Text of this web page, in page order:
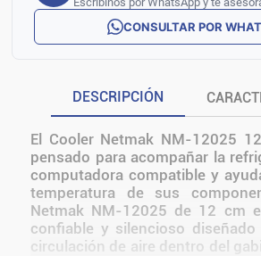
CONSULTAR POR
DESCRIPCIÓN
El Cooler Netmak NM-12025
pensado para acompañar la
computadora compatible y
temperatura de sus
Netmak NM-12025 de 12 cm
confiable y silencioso diseñado
circulación de aire dentro del